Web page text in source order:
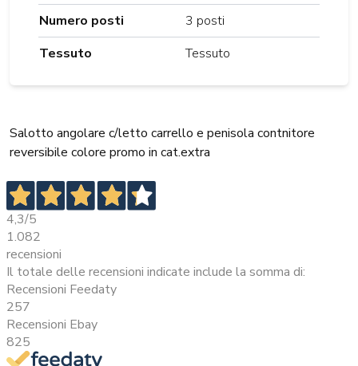
Numero posti
3 posti
Tessuto
Tessuto
Salotto angolare c/letto carrello e penisola contnitore
reversibile colore promo in cat.extra
4,3/5
1.082
recensioni
Il totale delle recensioni indicate include la somma di:
Recensioni Feedaty
257
Recensioni Ebay
825